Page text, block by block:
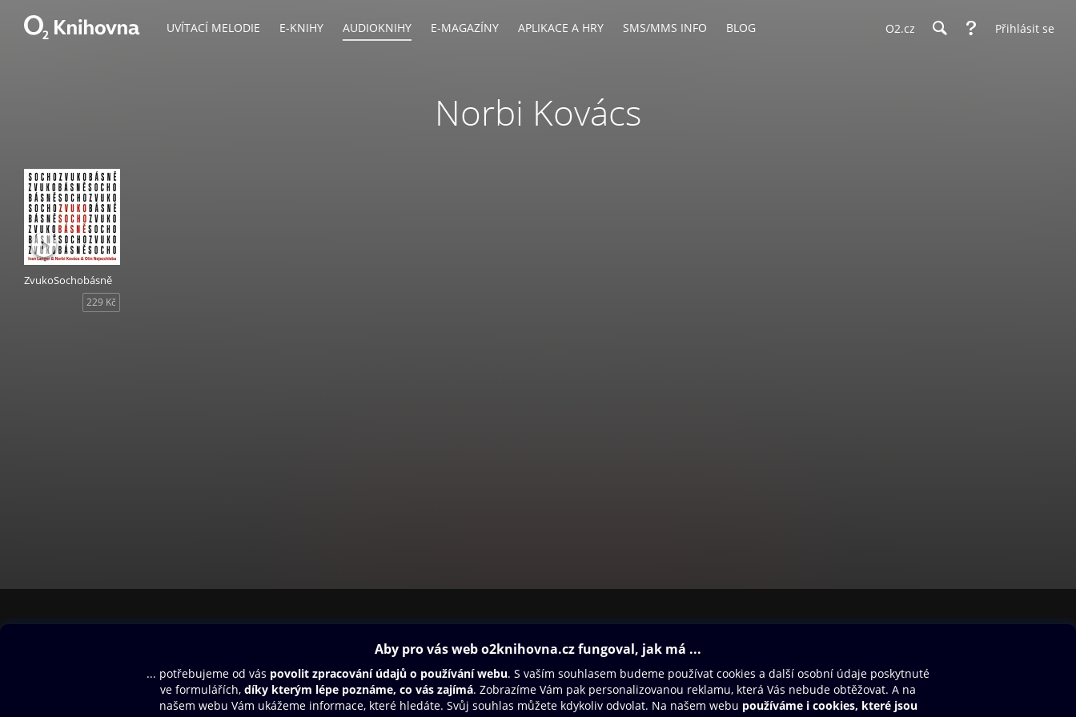
UVÍTACÍ MELODIE E-KNIHY AUDIOKNIHY E-MAGAZÍNY APLIKACE A HRY SMS/MMS INFO BLOG O2.cz Přihlásit se
Norbi Kovács
ZvukoSochobásně
229 Kč
Aplikace a hry
SMS/MMS Info
Blog
Dárkový poukaz
Nápověda
Oneplay Originály
Sport